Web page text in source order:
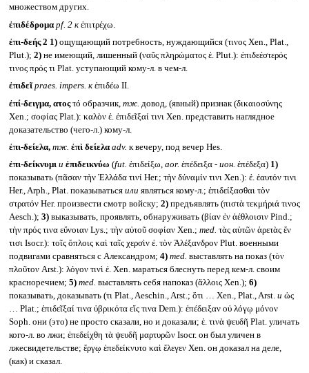
множеством других.
ἐπιδέδρομα pf. 2 кἐπιτρέχω.
ἐπι-δεής 2 1)ощущающий потребность, нуждающийся (τινος Xen., Plat.,
Plut.); 2)не имеющий, лишенный (ναῦς πληρώματος ἐ. Plut.): ἐπιδεέστερός
τινος πρός τι Plat. уступающий кому-л. в чем-л.
ἐπιδεῖ praes. impers. кἐπιδέω II.
ἐπί-δειγμα, ατοςτό образчик, тж. довод, (явный) признак (δικαιοσύνης
Xen.; σοφίας Plat.): καλὸν ἐ. ἐπιδεῖξαί τινι Xen. представить наглядное
доказательство (чего-л.) кому-л.
ἐπι-δείελα, тж. ἐπὶ δείελα adv. к вечеру, под вечер Hes.
ἐπι-δείκνυμι и ἐπιδεικνύω (fut. ἐπιδείξω, aor. ἐπέδειξα - ион. ἐπέδεξα) 1)
показывать (πᾶσαν τὴν Ἑλλάδα τινί Her.; τὴν δύναμίν τινι Xen.): ἐ. ἑαυτόν τινι
Her., Arph., Plat. показываться или являться кому-л.; ἐπιδείξασθαι τὸν
στρατόν Her. произвести смотр войску; 2)предъявлять (πιστὰ τεκμήριά τινος
Aesch.); 3)выказывать, проявлять, обнаруживать (βίαν ἐν ἀέθλοισιν Pind.;
τὴν πρός τινα εὔνοιαν Lys.; τὴν αὑτοῦ σοφίαν Xen.; med. τὰς αὑτῶν ἀρετὰς ἔν
τισι Isocr.): τοῖς ὅπλοις καὶ ταῖς χερσὶν ἐ. τὸν Ἀλέξανδρον Plut. военными
подвигами сравняться с Александром; 4) med. выставлять на показ (τὸν
πλοῦτον Arst.): λόγον τινὶ ἐ. Xen. мараться блеснуть перед кем-л. своим
красноречием; 5) med. выставлять себя напоказ (ἄλλοις Xen.); 6)
показывать, доказывать (τι Plat., Aeschin., Arst.; ὅτι … Xen., Plat., Arst. и ὡς
… Plat.; ἐπιδεῖξαί τινα ὑβρικότα εἴς τινα Dem.): ἐπέδειξαν οὐ λόγῳ μόνον
Soph. они (это) не просто сказали, но и доказали; ἐ. τινὰ ψευδῆ Plat. уличать
кого-л. во лжи; ἐπεδείχθη τὰ ψευδῆ μαρτυρῶν Isocr. он был уличен в
лжесвидетельстве; ἔργῳ ἐπεδείκνυτο καὶ ἔλεγεν Xen. он доказал на деле,
(как) и сказал.